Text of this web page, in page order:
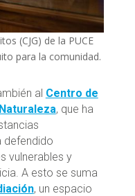
(CJG) de la PUCE
para la comunidad.
al Centro de
, que ha
defendido
vulnerables y
A esto se suma
, un espacio